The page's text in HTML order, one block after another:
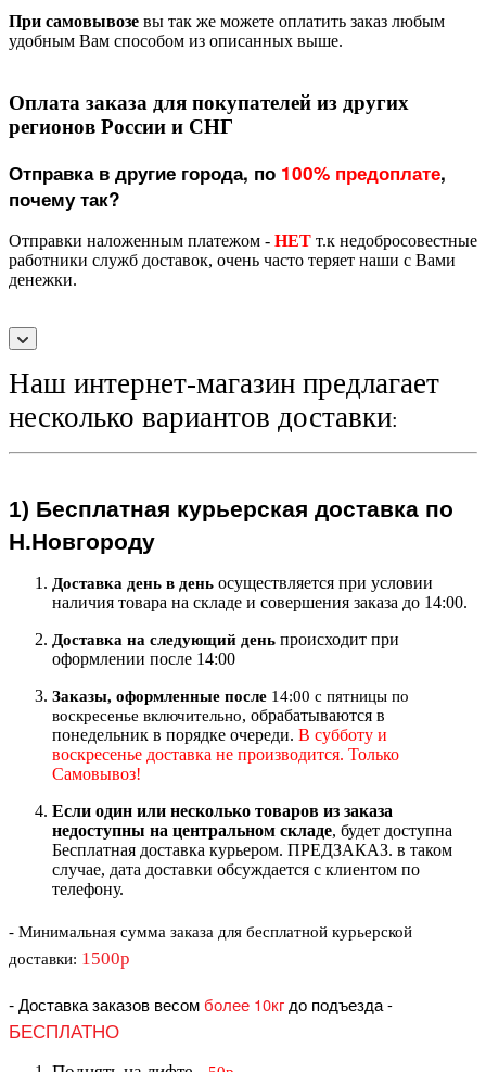
При самовывозе вы так же можете оплатить заказ любым
удобным Вам способом из описанных выше.
Оплата заказа для покупателей из других
регионов России и СНГ
Отправка в другие города, по 100% предоплате,
почему так?
Отправки наложенным платежом - НЕТ т.к недобросовестные
работники служб доставок, очень часто теряет наши с Вами
денежки.
Наш интернет-магазин предлагает
несколько вариантов доставки:
1) Бесплатная курьерская доставка по
Н.Новгороду
Доставка день в день осуществляется при условии
наличия товара на складе и совершения заказа до 14:00.
Доставка на следующий день происходит при
оформлении после 14:00
Заказы, оформленные после 14:00 с пятницы по
воскресенье включительно, обрабатываются в
понедельник в порядке очереди. В субботу и
воскресенье доставка не производится. Только
Самовывоз!
Если один или несколько товаров из заказа
недоступны на центральном складе, будет доступна
Бесплатная доставка курьером. ПРЕДЗАКАЗ. в таком
случае, дата доставки обсуждается с клиентом по
телефону.
- Минимальная сумма заказа для бесплатной курьерской
доставки: 1500р
-Доставка заказов весомболее 10кгдо подъезда-
БЕСПЛАТНО